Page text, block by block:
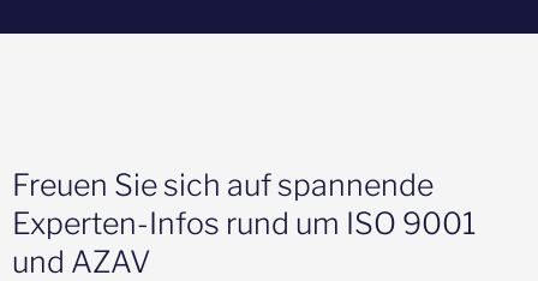
Freuen Sie sich auf spannende
Experten-Infos rund um ISO 9001
und AZAV